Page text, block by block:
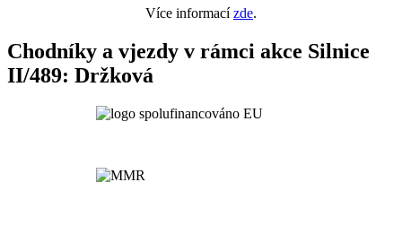
Více informacízde.
Chodníky a vjezdy v rámci akce Silnice
II/489: Držková